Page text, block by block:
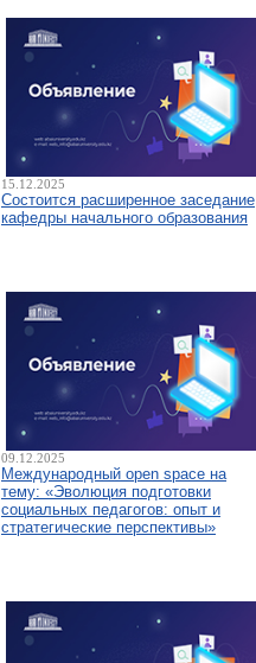
15.12.2025
Состоится расширенное заседание
кафедры начального образования
09.12.2025
Международный open space на
тему: «Эволюция подготовки
социальных педагогов: опыт и
стратегические перспективы»